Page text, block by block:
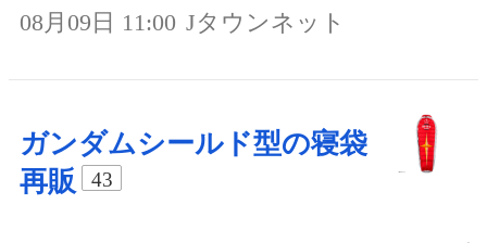
08月09日 11:00 Jタウンネット
ガンダムシールド型の寝袋
再販
43